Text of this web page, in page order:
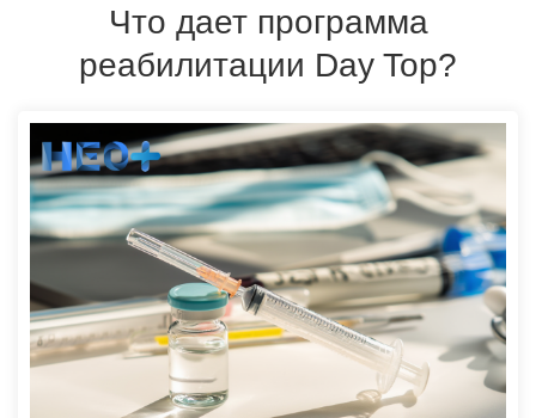
Что дает программа
реабилитации Day Top?